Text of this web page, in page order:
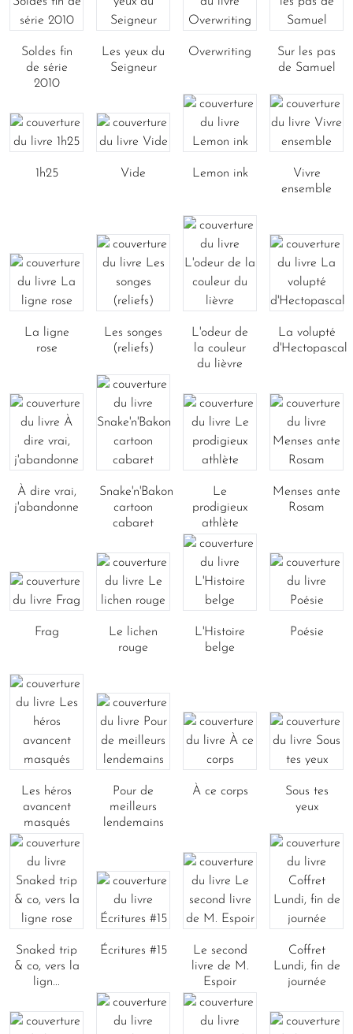
Soldes fin
de série
2010
Les yeux du
Seigneur
Overwriting
Sur les pas
de Samuel
1h25 Vide Lemon ink
Vivre
ensemble
La ligne
rose
Les songes
(reliefs)
L'odeur de
la couleur
du lièvre
La volupté
d'Hectopascal
À dire vrai,
j'abandonne
Snake'n'Bakon
cartoon
cabaret
Le
prodigieux
athlète
Menses ante
Rosam
Frag
Le lichen
rouge
L'Histoire
belge
Poésie
Les héros
avancent
masqués
Pour de
meilleurs
lendemains
À ce corps
Sous tes
yeux
Snaked trip
& co, vers la
lign...
Écritures #15
Le second
livre de M.
Espoir
Coffret
Lundi, fin de
journée